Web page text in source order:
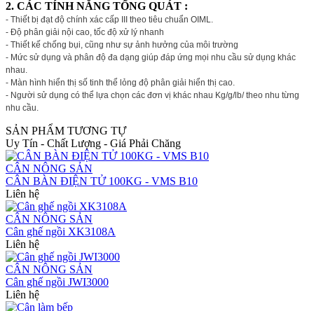
2. CÁC TÍNH NĂNG TỔNG QUÁT :
- Thiết bị đạt độ chính xác cấp III theo tiêu chuẩn OIML.
- Độ phân giải nội cao, tốc độ xử lý nhanh
- Thiết kế chống bụi, cũng như sự ảnh hưởng của môi trường
- Mức sử dụng và phân độ đa dạng giúp đáp ứng mọi nhu cầu sử dụng khác
nhau.
- Màn hình hiển thị số tinh thể lỏng độ phân giải hiển thị cao.
- Người sử dụng có thể lựa chọn các đơn vị khác nhau Kg/g/lb/ theo nhu từng
nhu cầu.
SẢN PHẨM TƯƠNG TỰ
Uy Tín - Chất Lượng - Giá Phải Chăng
CÂN NÔNG SẢN
CÂN BÀN ĐIỆN TỬ 100KG - VMS B10
Liên hệ
CÂN NÔNG SẢN
Cân ghế ngồi XK3108A
Liên hệ
CÂN NÔNG SẢN
Cân ghế ngồi JWI3000
Liên hệ